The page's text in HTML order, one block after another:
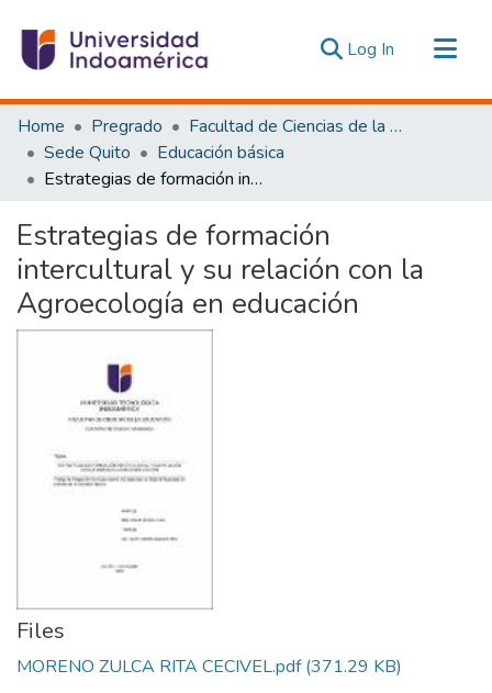
Log In (current)
Communities & Collections
All of DSpace
Statistics
Home Pregrado
Facultad de Ciencias de la Educación, De la Educación y Desarrollo Social
Sede Quito
Educación básica
Estrategias de formación intercultural y su relación con la Agroecología en educación
Estrategias de formación
intercultural y su relación con la
Agroecología en educación
Files
MORENO ZULCA RITA CECIVEL.pdf(371.29 KB)